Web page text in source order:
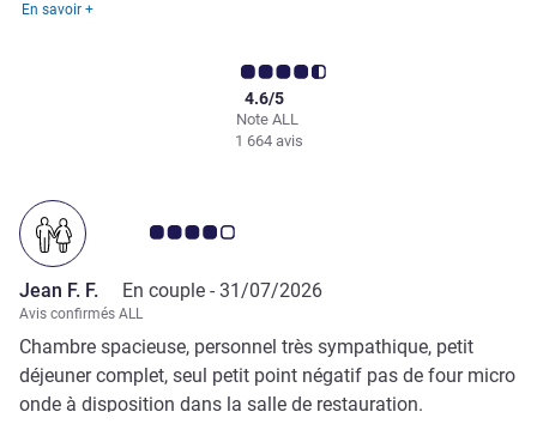
En savoir +
Note ALL
4.6/5
1 664 avis
Note Avis clients 4.0/5
Jean F. F. En couple - 31/07/2026
Avis confirmés ALL
Chambre spacieuse, personnel très sympathique, petit
déjeuner complet, seul petit point négatif pas de four micro
onde à disposition dans la salle de restauration.